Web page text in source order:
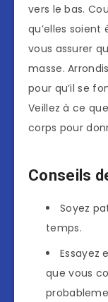
vers le bas.
qu’elles
vous assurer
masse.
pour qu’il se
Veillez à ce
corps pour
Conseils
Soyez
temps.
Essayez
que vous